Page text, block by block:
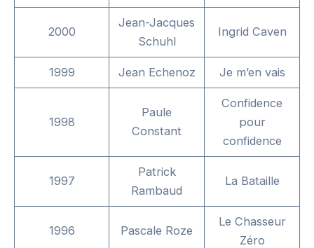
2000
Jean-Jacques
Schuhl
Ingrid Caven
1999 Jean Echenoz Je m’en vais
1998
Paule
Constant
Confidence
pour
confidence
1997
Patrick
Rambaud
La Bataille
1996 Pascale Roze
Le Chasseur
Zéro